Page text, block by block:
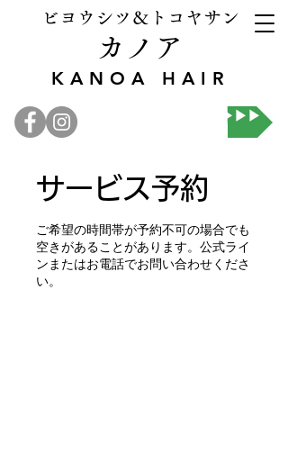
ビヨウシツ＆トコヤサン
カノア
KANOA HAIR
オンライン予約▶▶▶
サービス予約
ご希望の時間帯が予約不可の場合でも
空きがあることがあります。公式ライ
ンまたはお電話でお問い合わせくださ
い。